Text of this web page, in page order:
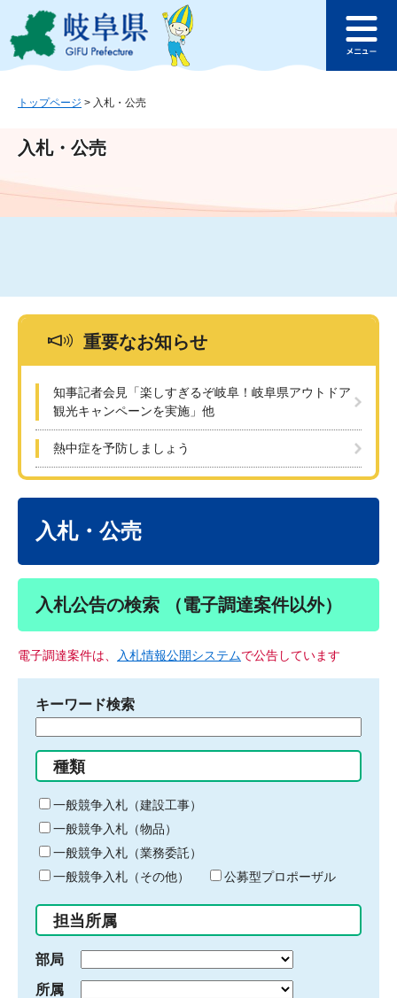
ジ
ュ
文
このページの本文へ
ュ
トップページ > 入札・公売
入札・公売
重要なお知らせ
知事記者会見「楽しすぎるぞ岐阜！岐阜県アウトドア
観光キャンペーンを実施」他
熱中症を予防しましょう
入札・公売
入札公告の検索 （電子調達案件以外）
電子調達案件は、 入札情報公開システムで公告しています
キーワード検索
る
キ
ー
ワ
ー
ド
入
力
種類
一般競争入札（建設工事）
一般競争入札（物品）
一般競争入札（業務委託）
一般競争入札（その他）
公募型プロポーザル
担当所属
部局
所属